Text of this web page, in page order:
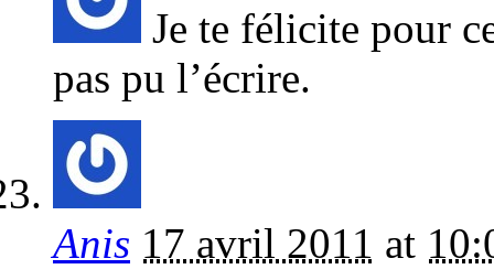
Je te félicite pour
pas pu l’écrire.
Anis 17 avril 2011 at